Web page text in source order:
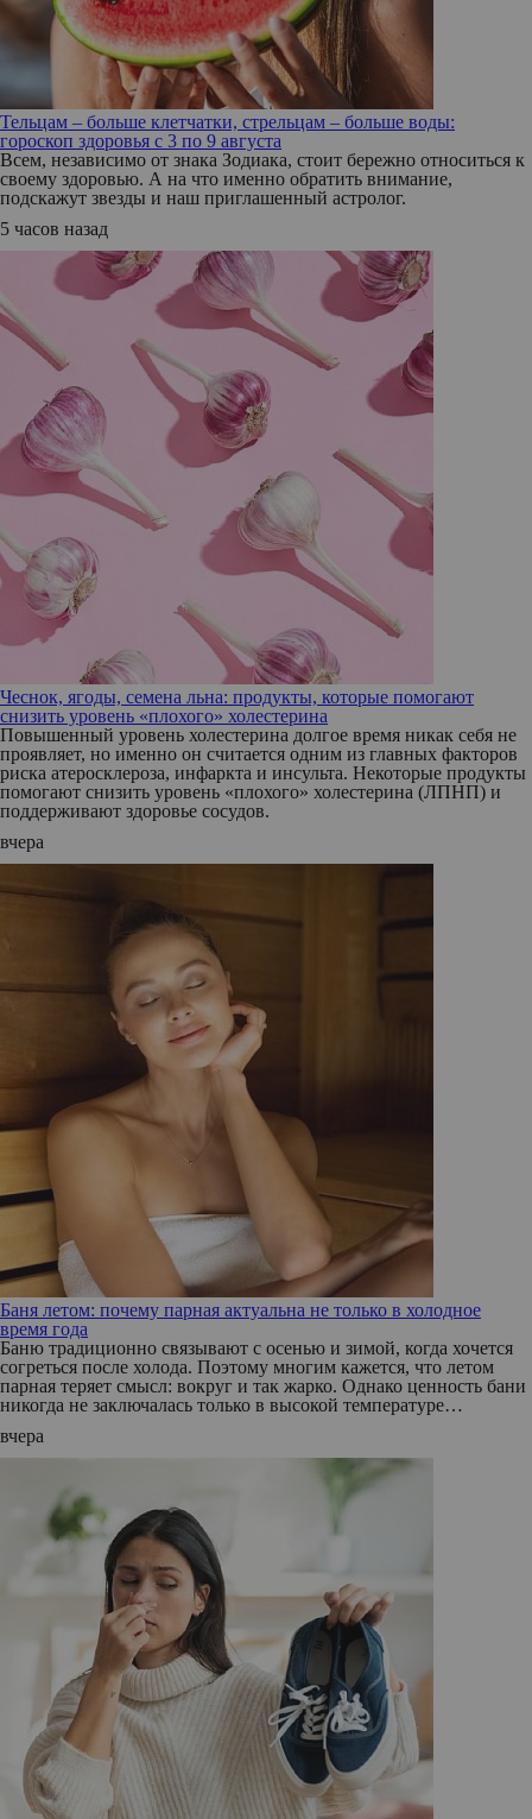
Тельцам – больше клетчатки, стрельцам – больше воды:
гороскоп здоровья с 3 по 9 августа
Всем, независимо от знака Зодиака, стоит бережно относиться к
своему здоровью. А на что именно обратить внимание,
подскажут звезды и наш приглашенный астролог.
5 часов назад
Чеснок, ягоды, семена льна: продукты, которые помогают
снизить уровень «плохого» холестерина
Повышенный уровень холестерина долгое время никак себя не
проявляет, но именно он считается одним из главных факторов
риска атеросклероза, инфаркта и инсульта. Некоторые продукты
помогают снизить уровень «плохого» холестерина (ЛПНП) и
поддерживают здоровье сосудов.
вчера
Баня летом: почему парная актуальна не только в холодное
время года
Баню традиционно связывают с осенью и зимой, когда хочется
согреться после холода. Поэтому многим кажется, что летом
парная теряет смысл: вокруг и так жарко. Однако ценность бани
никогда не заключалась только в высокой температуре…
вчера